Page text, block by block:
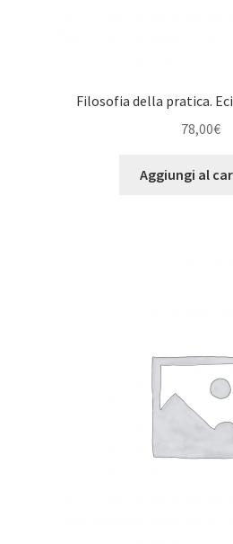
Filosofia della pratica.
78,00€
Aggiungi al